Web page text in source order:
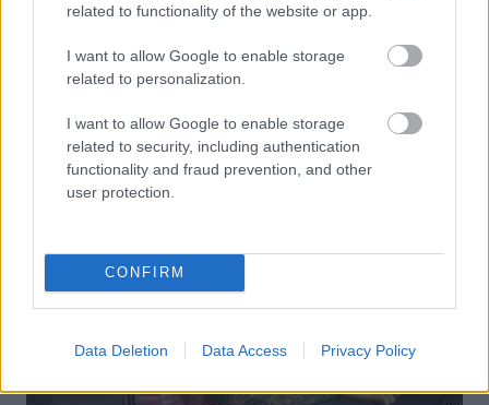
related to functionality of the website or app.
I want to allow Google to enable storage
related to personalization.
I want to allow Google to enable storage
related to security, including authentication
functionality and fraud prevention, and other
user protection.
CONFIRM
Data Deletion Data Access Privacy Policy